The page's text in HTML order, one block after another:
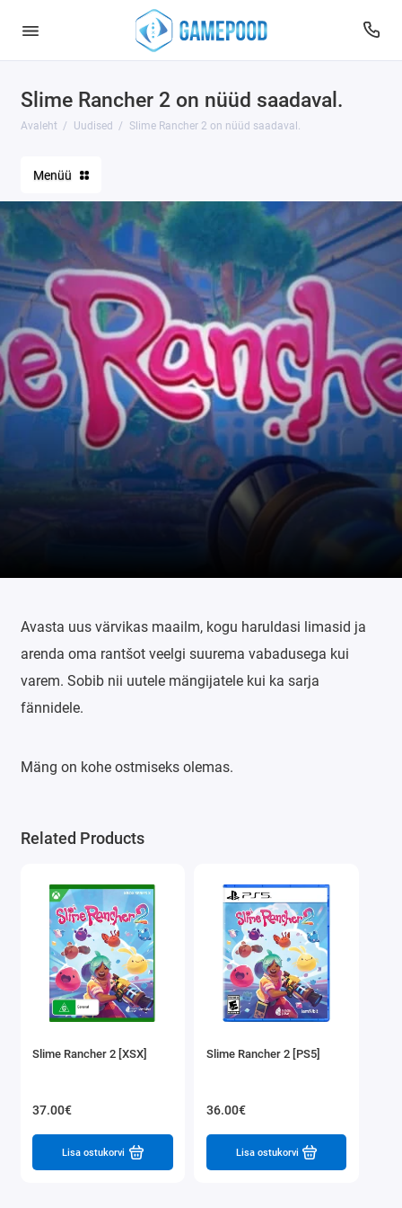
Slime Rancher 2 on nüüd saadaval.
Avaleht Uudised Slime Rancher 2 on nüüd saadaval.
Menüü
Avasta uus värvikas maailm, kogu haruldasi limasid ja
arenda oma rantšot veelgi suurema vabadusega kui
varem. Sobib nii uutele mängijatele kui ka sarja
fännidele.
Mäng on kohe ostmiseks olemas.
Related Products
Slime Rancher 2 [XSX]
37.00€
Lisa ostukorvi
Slime Rancher 2 [PS5]
36.00€
Lisa ostukorvi